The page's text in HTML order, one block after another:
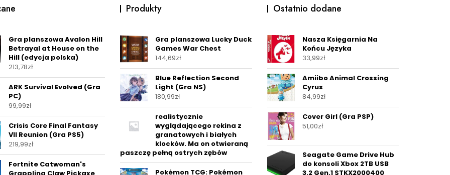
Gra planszowa Avalon Hill
Betrayal at House on the
Hill (edycja polska)
213,78zł
ARK Survival Evolved (Gra
PC)
99,99zł
Crisis Core Final Fantasy
VII Reunion (Gra PS5)
219,99zł
Fortnite Catwoman's
Grappling Claw Pickaxe
Produkty
Gra planszowa Lucky Duck
Games War Chest
144,69zł
Blue Reflection Second
Light (Gra NS)
180,99zł
realistycznie
wyglądającego rekina z
granatowych i białych
klocków. Ma on otwieraną
paszczę pełną ostrych zębów
Pokémon TCG: Pokémon
Ostatnio dodane
Nasza Księgarnia Na
Końcu Języka
33,99zł
Amiibo Animal Crossing
Cyrus
84,99zł
Cover Girl (Gra PSP)
51,00zł
Seagate Game Drive Hub
do konsoli Xbox 2TB USB
3.2 Gen.1 STKX2000400